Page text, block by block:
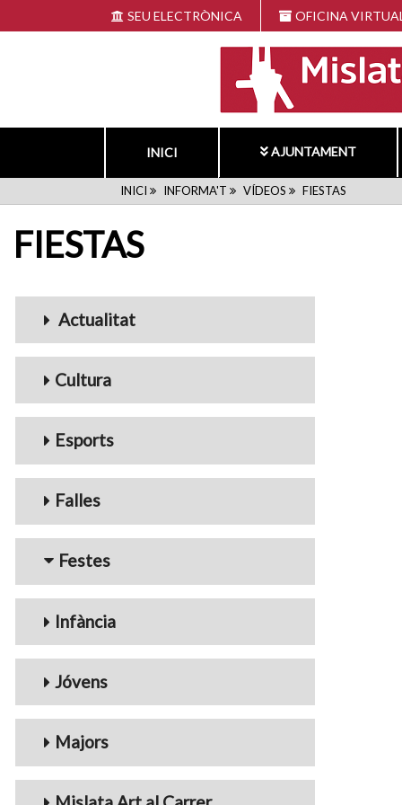
al
SEU ELECTRÒNICA OFICINA
INICI AJUNTAMENT
FIL
D'ARIADNA
INICI INFORMA'T VÍDEOS FIESTAS
FIESTAS
Menu_Videos
Actualitat
Cultura
Esports
Falles
Festes
Infància
Jóvens
Majors